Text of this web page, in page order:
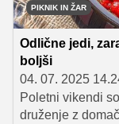
PIKNIK IN ŽAR
Odlične jedi,
boljši
04. 07. 2025
Poletni vikendi
druženje z